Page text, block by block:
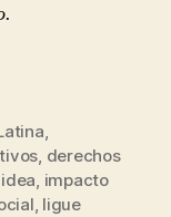
,
, derechos
, impacto
, ligue